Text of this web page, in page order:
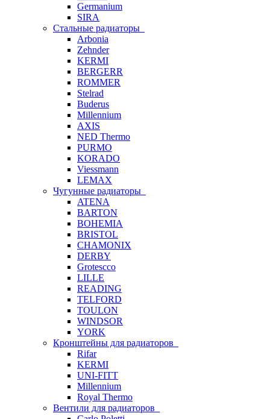
Germanium
SIRA
Стальные радиаторы
Arbonia
Zehnder
KERMI
BERGERR
ROMMER
Stelrad
Buderus
Millennium
AXIS
NED Thermo
PURMO
KORADO
Viessmann
LEMAX
Чугунные радиаторы
ATENA
BARTON
BOHEMIA
BRISTOL
CHAMONIX
DERBY
Grotescco
LILLE
READING
TELFORD
TOULON
WINDSOR
YORK
Кронштейны для радиаторов
Rifar
KERMI
UNI-FITT
Millennium
Royal Thermo
Вентили для радиаторов